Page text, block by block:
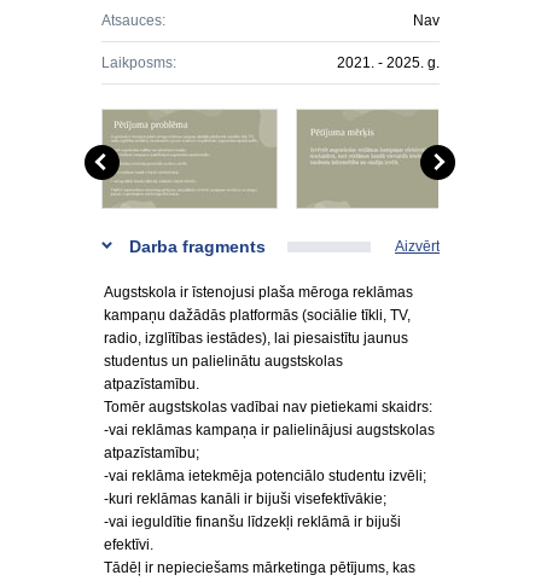
Atsauces: Nav
Laikposms: 2021. - 2025. g.
Darba fragments Aizvērt
Augstskola ir īstenojusi plaša mēroga reklāmas
kampaņu dažādās platformās (sociālie tīkli, TV,
radio, izglītības iestādes), lai piesaistītu jaunus
studentus un palielinātu augstskolas
atpazīstamību.
Tomēr augstskolas vadībai nav pietiekami skaidrs:
-vai reklāmas kampaņa ir palielinājusi augstskolas
atpazīstamību;
-vai reklāma ietekmēja potenciālo studentu izvēli;
-kuri reklāmas kanāli ir bijuši visefektīvākie;
-vai ieguldītie finanšu līdzekļi reklāmā ir bijuši
efektīvi.
Tādēļ ir nepieciešams mārketinga pētījums, kas